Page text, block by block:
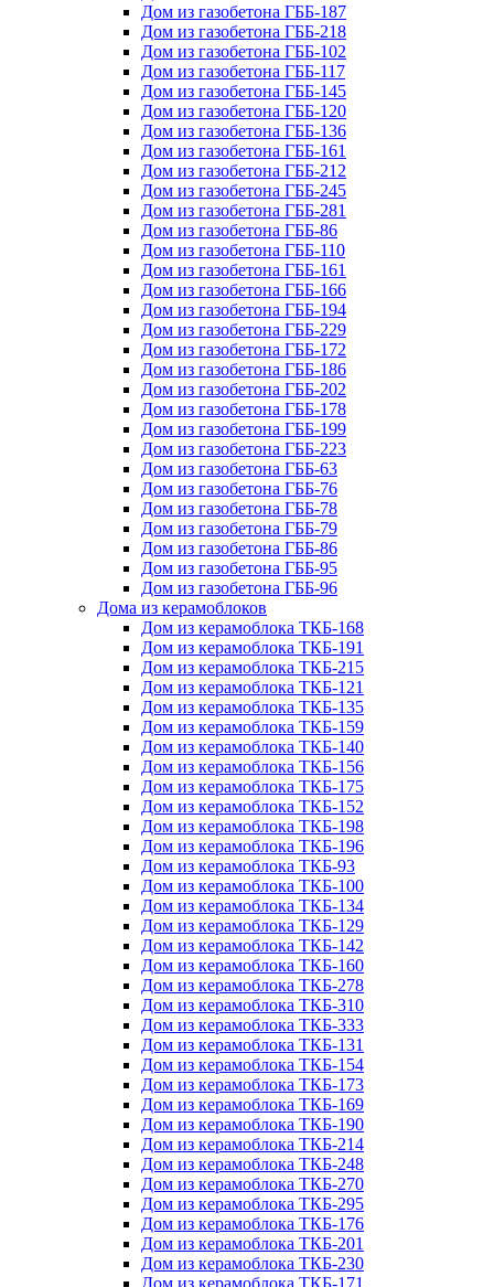
Дом из газобетона ГББ-187
Дом из газобетона ГББ-218
Дом из газобетона ГББ-102
Дом из газобетона ГББ-117
Дом из газобетона ГББ-145
Дом из газобетона ГББ-120
Дом из газобетона ГББ-136
Дом из газобетона ГББ-161
Дом из газобетона ГББ-212
Дом из газобетона ГББ-245
Дом из газобетона ГББ-281
Дом из газобетона ГББ-86
Дом из газобетона ГББ-110
Дом из газобетона ГББ-161
Дом из газобетона ГББ-166
Дом из газобетона ГББ-194
Дом из газобетона ГББ-229
Дом из газобетона ГББ-172
Дом из газобетона ГББ-186
Дом из газобетона ГББ-202
Дом из газобетона ГББ-178
Дом из газобетона ГББ-199
Дом из газобетона ГББ-223
Дом из газобетона ГББ-63
Дом из газобетона ГББ-76
Дом из газобетона ГББ-78
Дом из газобетона ГББ-79
Дом из газобетона ГББ-86
Дом из газобетона ГББ-95
Дом из газобетона ГББ-96
Дома из керамоблоков
Дом из керамоблока ТКБ-168
Дом из керамоблока ТКБ-191
Дом из керамоблока ТКБ-215
Дом из керамоблока ТКБ-121
Дом из керамоблока ТКБ-135
Дом из керамоблока ТКБ-159
Дом из керамоблока ТКБ-140
Дом из керамоблока ТКБ-156
Дом из керамоблока ТКБ-175
Дом из керамоблока ТКБ-152
Дом из керамоблока ТКБ-198
Дом из керамоблока ТКБ-196
Дом из керамоблока ТКБ-93
Дом из керамоблока ТКБ-100
Дом из керамоблока ТКБ-134
Дом из керамоблока ТКБ-129
Дом из керамоблока ТКБ-142
Дом из керамоблока ТКБ-160
Дом из керамоблока ТКБ-278
Дом из керамоблока ТКБ-310
Дом из керамоблока ТКБ-333
Дом из керамоблока ТКБ-131
Дом из керамоблока ТКБ-154
Дом из керамоблока ТКБ-173
Дом из керамоблока ТКБ-169
Дом из керамоблока ТКБ-190
Дом из керамоблока ТКБ-214
Дом из керамоблока ТКБ-248
Дом из керамоблока ТКБ-270
Дом из керамоблока ТКБ-295
Дом из керамоблока ТКБ-176
Дом из керамоблока ТКБ-201
Дом из керамоблока ТКБ-230
Дом из керамоблока ТКБ-171